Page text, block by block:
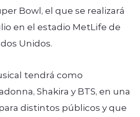
Bowl, el que se realizará
en el estadio MetLife de
Unidos.
tendrá como
Shakira y BTS, en una
distintos públicos y que